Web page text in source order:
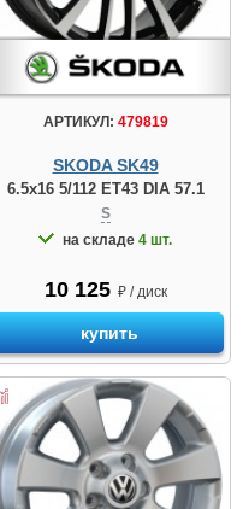
АРТИКУЛ: 479819
SKODA SK49
6.5x16 5/112 ET43 DIA 57.1
S
на складе 4 шт.
10 125 ₽ / диск
купить